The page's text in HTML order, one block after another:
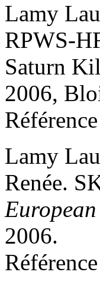
Lamy
RPWS-
Saturn
2006,
Lamy
Renée.
2006.